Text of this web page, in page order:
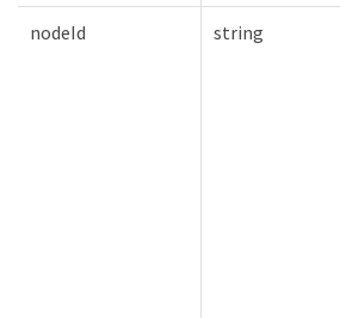
nodeId string